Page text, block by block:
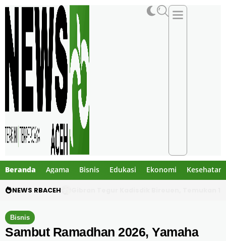
Beranda Agama Bisnis Edukasi Ekonomi Kesehatan
NEWS RBACEH
Bisnis
Sambut Ramadhan 2026, Yamaha